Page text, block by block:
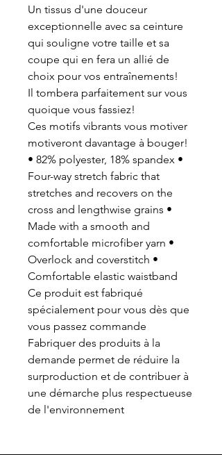
Un tissus d'une douceur
exceptionnelle avec sa ceinture
qui souligne votre taille et sa
coupe qui en fera un allié de
choix pour vos entraînements!
Il tombera parfaitement sur vous
quoique vous fassiez!
Ces motifs vibrants vous motiver
motiveront davantage à bouger!
• 82% polyester, 18% spandex •
Four-way stretch fabric that
stretches and recovers on the
cross and lengthwise grains •
Made with a smooth and
comfortable microfiber yarn •
Overlock and coverstitch •
Comfortable elastic waistband
Ce produit est fabriqué
spécialement pour vous dès que
vous passez commande
Fabriquer des produits à la
demande permet de réduire la
surproduction et de contribuer à
une démarche plus respectueuse
de l'environnement